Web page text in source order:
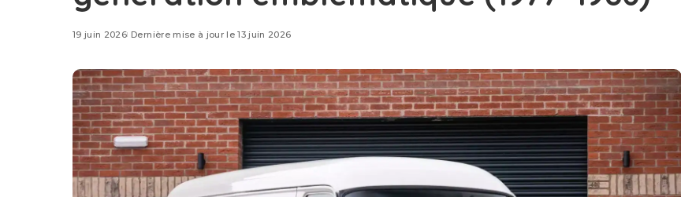
19 juin 2026 Dernière mise à jour le 13 juin 2026